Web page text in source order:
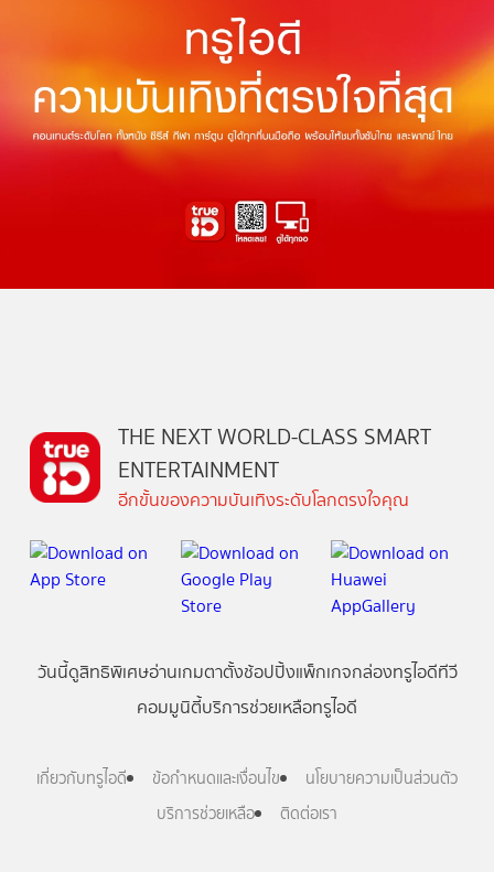
THE NEXT WORLD-CLASS SMART
ENTERTAINMENT
อีกขั้นของความบันเทิงระดับโลกตรงใจคุณ
วันนี้ดูสิทธิพิเศษอ่านเกมตาตั้งช้อปปิ้งแพ็กเกจกล่องทรูไอดีทีวี
คอมมูนิตี้บริการช่วยเหลือทรูไอดี
เกี่ยวกับทรูไอดี ข้อกำหนดและเงื่อนไข
นโยบายความเป็นส่วนตัว
บริการช่วยเหลือ
ติดต่อเรา